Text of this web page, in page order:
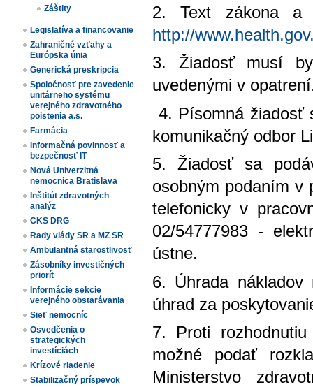
Záštity
Legislatíva a financovanie
Zahraničné vzťahy a
Európska únia
Generická preskripcia
Spoločnosť pre zavedenie
unitárneho systému
verejného zdravotného
poistenia a.s.
Farmácia
Informačná povinnosť a
bezpečnosť IT
Nová Univerzitná
nemocnica Bratislava
Inštitút zdravotných
analýz
CKS DRG
Rady vlády SR a MZ SR
Ambulantná starostlivosť
Zásobníky investičných
priorít
Informácie sekcie
verejného obstarávania
Sieť nemocníc
Osvedčenia o
strategických
investíciách
Krízové riadenie
Stabilizačný príspevok
2. Text zákona a
http://
3. Žiadosť musí
uvedenými v
4. Písomná žiadosť
komunikačný odbor
5. Žiadosť sa
osobným podaním v
telefonicky v
02/54777983 -
ústne.
6. Úhrada
úhrad za
7. Proti
možné podať
Ministerstvo